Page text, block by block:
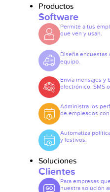
Productos
Software
Permite a tus
que ven y usan.
Diseña
equipo.
Envía mensajes y
electrónico, SMS
Administra los
de empleados
Automatiza
y festivos.
Soluciones
Clientes
Para empresas
nuestra solución